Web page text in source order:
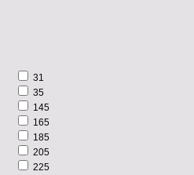
31
35
145
165
185
205
225